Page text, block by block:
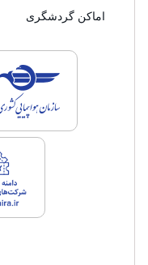
اماکن گردشگری